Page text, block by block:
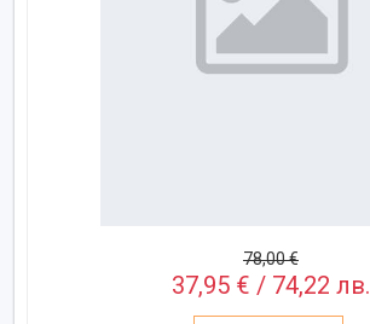
78,00 €
37,95 € / 74,22 лв.